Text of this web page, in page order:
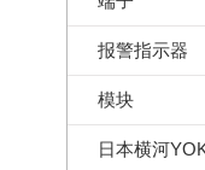
报警指示器
模块
日本横河